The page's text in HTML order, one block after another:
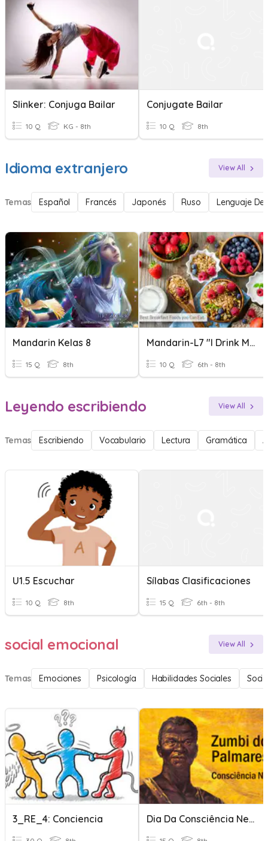
Slinker: Conjuga Bailar
10 Q KG - 8th
Conjugate Bailar
10 Q 8th
Idioma extranjero View All
Temas Español Francés Japonés Ruso Lenguaje De
Mandarin Kelas 8
15 Q 8th
Mandarin-L7 "I Drink Milk, No Coffee"
10 Q 6th - 8th
Leyendo escribiendo View All
Temas Escribiendo Vocabulario Lectura Gramática
U1.5 Escuchar
10 Q 8th
Sílabas Clasificaciones
15 Q 6th - 8th
social emocional View All
Temas Emociones Psicología Habilidades Sociales
3_RE_4: Conciencia Dia Da Consciência Negra Quiz